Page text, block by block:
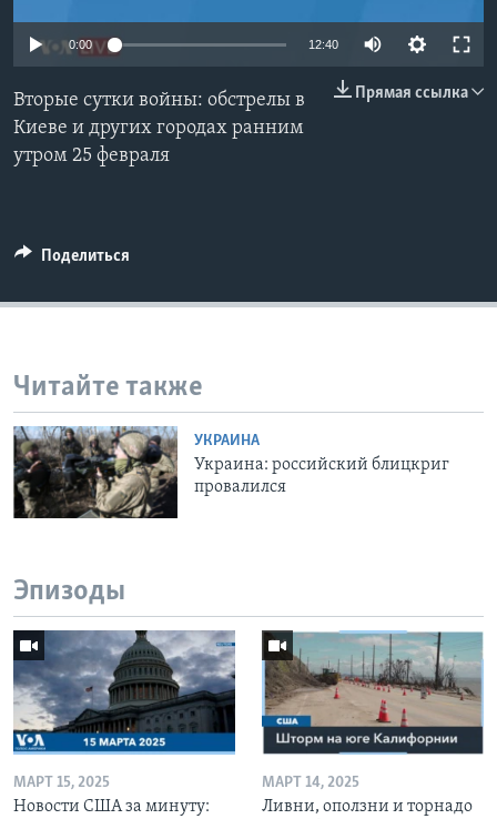
Learning English
СОЦИАЛЬНЫЕ СЕТИ
0:00 12:40
Прямая ссылка
Вторые сутки войны: обстрелы в
Киеве и других городах ранним
утром 25 февраля
Поделиться
Читайте также
УКРАИНА
Украина: российский блицкриг
провалился
Эпизоды
МАРТ 15, 2025
Новости США за минуту:
МАРТ 14, 2025
Ливни, оползни и торнадо